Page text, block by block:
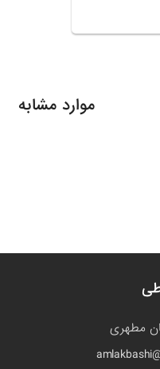
موارد مشابه
مطهری